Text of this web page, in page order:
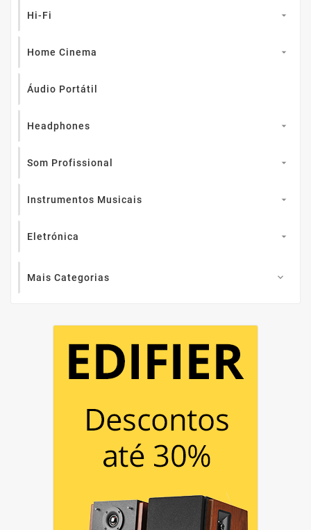
Hi-Fi 
Home Cinema 
Áudio Portátil
Headphones 
Som Profissional 
Instrumentos Musicais 
Eletrónica 
Mais Categorias 